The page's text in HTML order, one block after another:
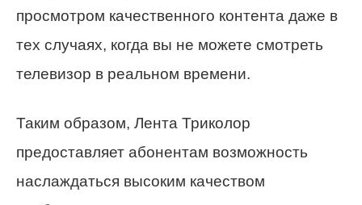
просмотром качественного контента даже в
тех случаях, когда вы не можете смотреть
телевизор в реальном времени.
Таким образом, Лента Триколор
предоставляет абонентам возможность
наслаждаться высоким качеством